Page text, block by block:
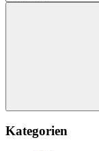
nach:
Kategorien